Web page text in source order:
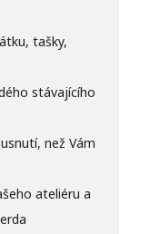
tašky,
stávajícího
než Vám
ateliéru a